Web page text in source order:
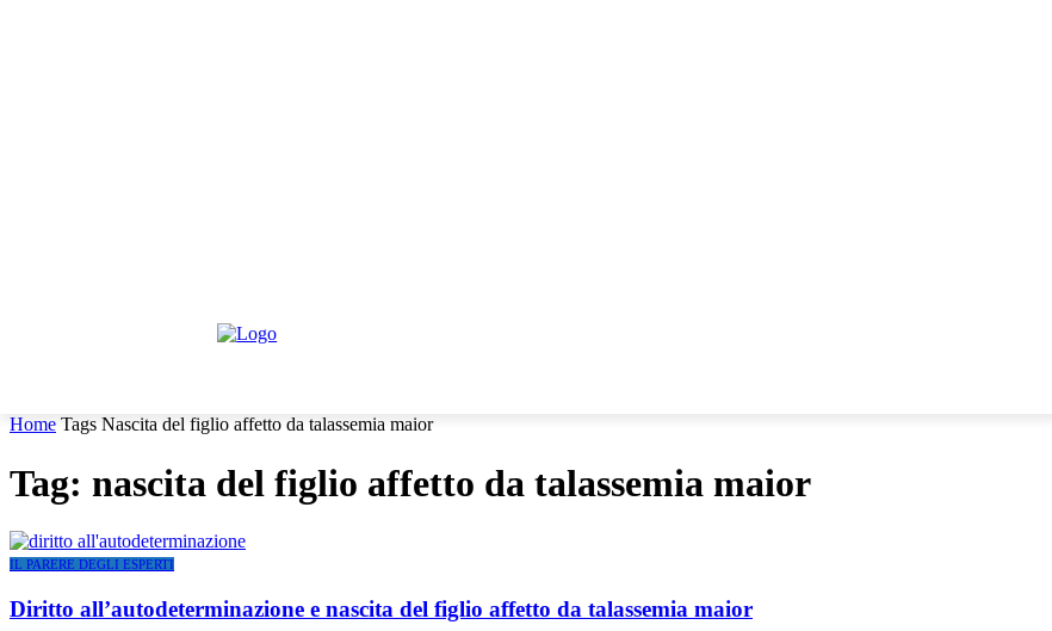
Home Tags Nascita del figlio affetto da talassemia maior
Tag: nascita del figlio affetto da talassemia maior
IL PARERE DEGLI ESPERTI
Diritto all’autodeterminazione e nascita del figlio affetto da talassemia maior